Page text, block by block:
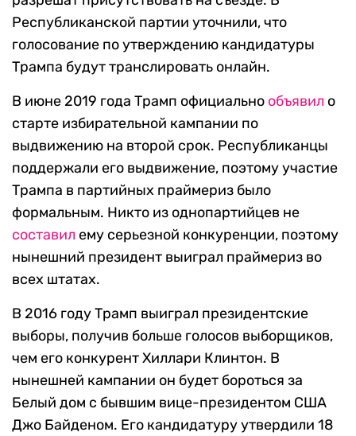
Республиканской партии уточнили, что
голосование по утверждению кандидатуры
Трампа будут транслировать онлайн.
В июне 2019 года Трамп официально объявил о
старте избирательной кампании по
выдвижению на второй срок. Республиканцы
поддержали его выдвижение, поэтому участие
Трампа в партийных праймериз было
формальным. Никто из однопартийцев не
составил ему серьезной конкуренции, поэтому
нынешний президент выиграл праймериз во
всех штатах.
В 2016 году Трамп выиграл президентские
выборы, получив больше голосов выборщиков,
чем его конкурент Хиллари Клинтон. В
нынешней кампании он будет бороться за
Белый дом с бывшим вице-президентом США
Джо Байденом. Его кандидатуру утвердили 18